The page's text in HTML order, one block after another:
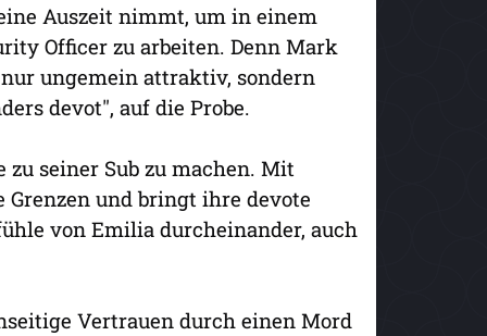
Auszeit nimmt, um in einem
Officer zu arbeiten. Denn Mark
ungemein attraktiv, sondern
devot", auf die Probe.
seiner Sub zu machen. Mit
und bringt ihre devote
von Emilia durcheinander, auch
Vertrauen durch einen Mord